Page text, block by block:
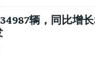
辆，同比增